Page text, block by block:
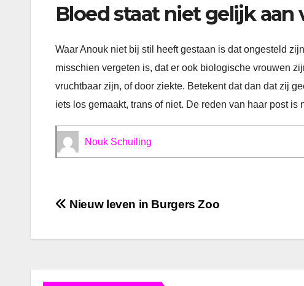
Bloed staat niet gelijk aan
Waar Anouk niet bij stil heeft gestaan is dat ongesteld
misschien vergeten is, dat er ook biologische vrouwen
vruchtbaar zijn, of door ziekte. Betekent dat dan dat zij
iets los gemaakt, trans of niet. De reden van haar post is
Nouk Schuiling
Bericht
navigatie
Nieuw leven in Burgers Zoo